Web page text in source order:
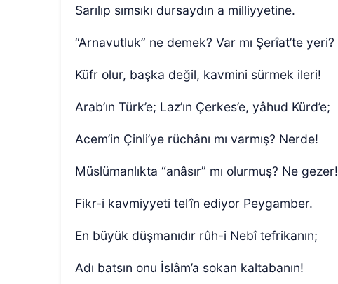
Sarılıp sımsıkı dursaydın a milliyyetine.
“Arnavutluk” ne demek? Var mı Şerîat’te yeri?
Küfr olur, başka değil, kavmini sürmek ileri!
Arab’ın Türk’e; Laz’ın Çerkes’e, yâhud Kürd’e;
Acem’in Çinli’ye rüchânı mı varmış? Nerde!
Müslümanlıkta “anâsır” mı olurmuş? Ne gezer!
Fikr-i kavmiyyeti tel’în ediyor Peygamber.
En büyük düşmanıdır rûh-i Nebî tefrikanın;
Adı batsın onu İslâm’a sokan kaltabanın!